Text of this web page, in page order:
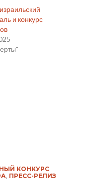
и конкурс
КОНКУРС
, ПРЕСС-РЕЛИЗ